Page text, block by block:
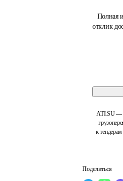
Полная
отклик
ATI.SU —
к
Поделиться